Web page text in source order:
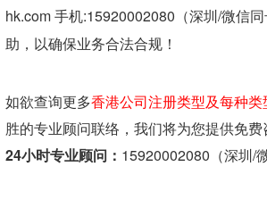
hk.com手机:15920002080（深圳/微信
助，以确保业务合法合规！
如欲查询更多香港公司注册类型及每种
胜的专业顾问联络，我们将为您提供免
24小时专业顾问： 15920002080（深圳/